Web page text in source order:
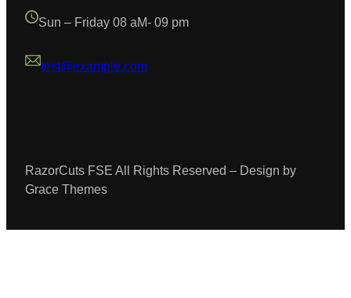
Sun – Friday 08 aM- 09 pm
test@example.com
RazorCuts FSE All Rights Reserved – Design by
Grace Themes